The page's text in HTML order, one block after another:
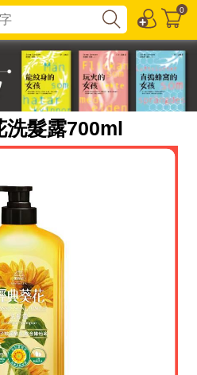
0
洗髮露700ml